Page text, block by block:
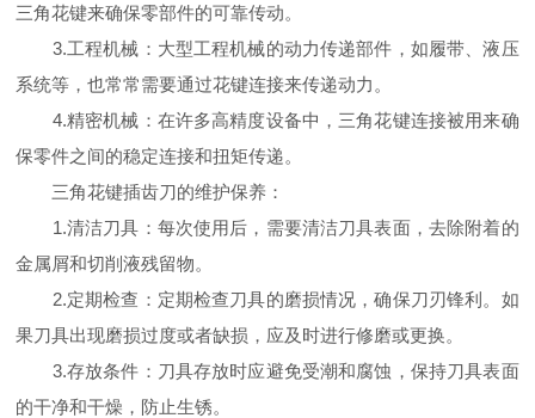
三角花键来确保零部件的可靠传动。
3.工程机械：大型工程机械的动力传递部件，如履带、液压
系统等，也常常需要通过花键连接来传递动力。
4.精密机械：在许多高精度设备中，三角花键连接被用来确
保零件之间的稳定连接和扭矩传递。
三角花键插齿刀的维护保养：
1.清洁刀具：每次使用后，需要清洁刀具表面，去除附着的
金属屑和切削液残留物。
2.定期检查：定期检查刀具的磨损情况，确保刀刃锋利。如
果刀具出现磨损过度或者缺损，应及时进行修磨或更换。
3.存放条件：刀具存放时应避免受潮和腐蚀，保持刀具表面
的干净和干燥，防止生锈。